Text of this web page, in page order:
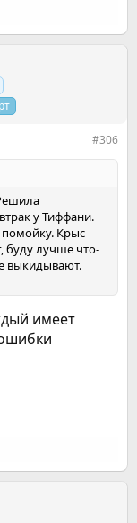
#306
у Тиффани.
Крыс
буду лучше что-
выкидывают.
имеет